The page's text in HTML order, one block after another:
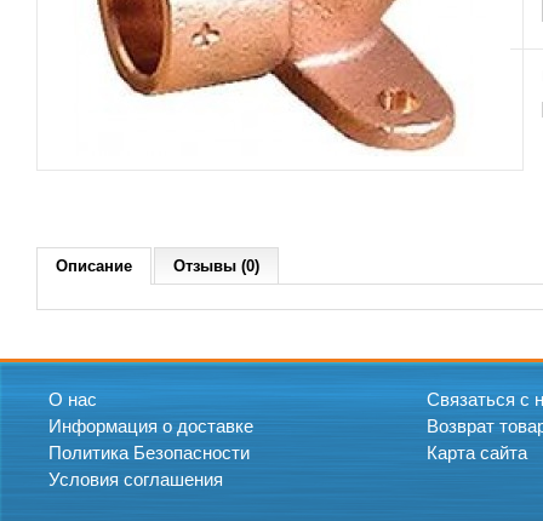
Описание Отзывы (0)
О нас
Информация о доставке
Политика Безопасности
Условия соглашения
Связаться с
Возврат
Карта сайта